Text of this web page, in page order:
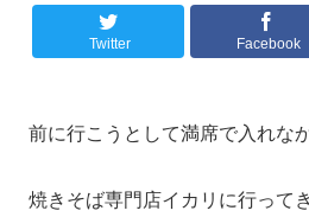
Twitter Facebook
前に行こうとして満席で入れな
焼きそば専門店イカリに行って